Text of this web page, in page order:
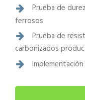
Prueba de
ferrosos
Prueba de
carbonizados